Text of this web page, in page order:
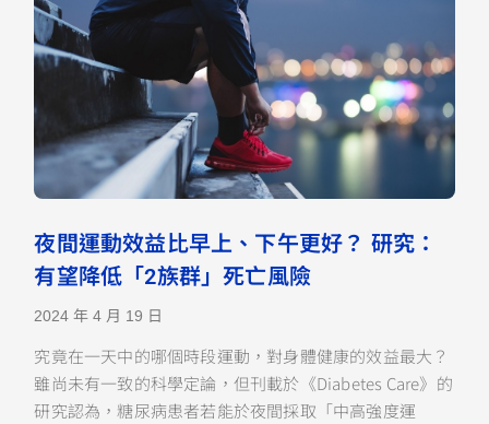
夜間運動效益比早上、下午更好？ 研究：
有望降低「2族群」死亡風險
2024 年 4 月 19 日
究竟在一天中的哪個時段運動，對身體健康的效益最大？
雖尚未有一致的科學定論，但刊載於《Diabetes Care》的
研究認為，糖尿病患者若能於夜間採取「中高強度運